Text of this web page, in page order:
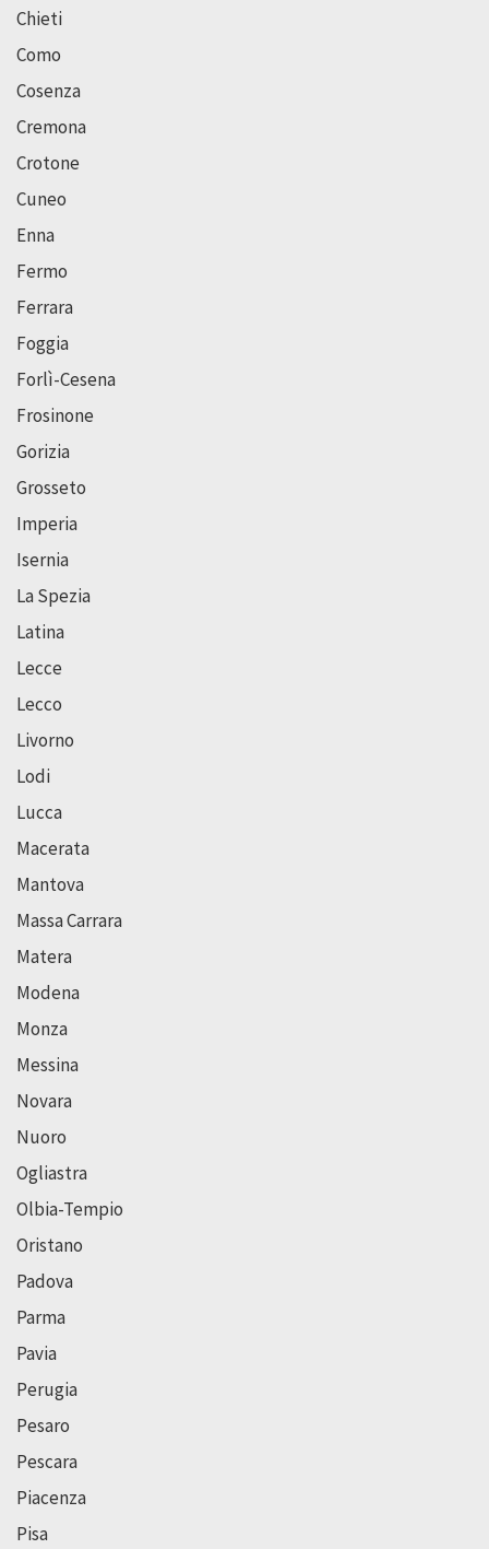
Chieti
Como
Cosenza
Cremona
Crotone
Cuneo
Enna
Fermo
Ferrara
Foggia
Forlì-Cesena
Frosinone
Gorizia
Grosseto
Imperia
Isernia
La Spezia
Latina
Lecce
Lecco
Livorno
Lodi
Lucca
Macerata
Mantova
Massa Carrara
Matera
Modena
Monza
Messina
Novara
Nuoro
Ogliastra
Olbia-Tempio
Oristano
Padova
Parma
Pavia
Perugia
Pesaro
Pescara
Piacenza
Pisa